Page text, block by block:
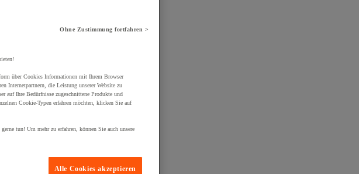
Ohne Zustimmung fortfahren >
über Cookies Informationen mit Ihrem Browser
Internetpartnern, die Leistung unserer Website zu
auf Ihre Bedürfnisse zugeschnittene Produkte und
Cookie-Typen erfahren möchten, klicken Sie auf
tun! Um mehr zu erfahren, können Sie auch unsere
Alle Cookies akzeptieren